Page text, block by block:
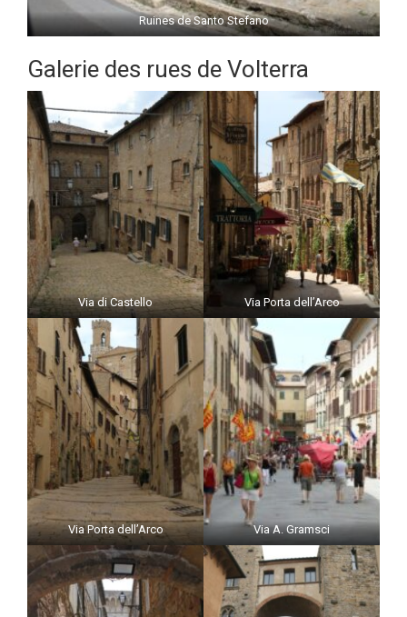
Ruines de Santo Stefano
Galerie des rues de Volterra
Via di Castello Via Porta dell’Arco
Via Porta dell’Arco Via A. Gramsci